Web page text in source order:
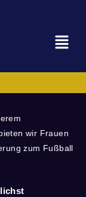
wir Frauen
zum Fußball